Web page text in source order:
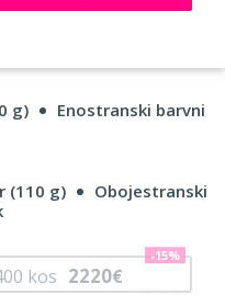
g)
Enostranski barvni
(110 g)
Obojestranski
kos 2220€
-15%